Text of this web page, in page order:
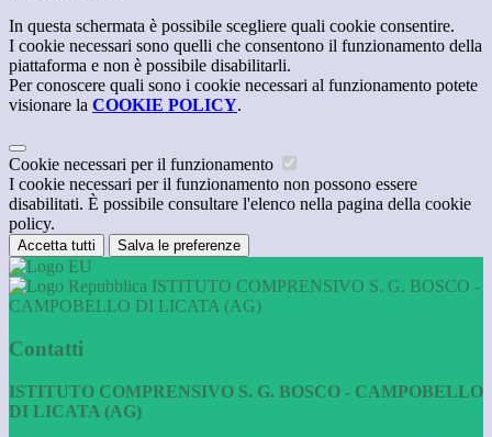
In questa schermata è possibile scegliere quali cookie consentire.
I cookie necessari sono quelli che consentono il funzionamento della
piattaforma e non è possibile disabilitarli.
Per conoscere quali sono i cookie necessari al funzionamento potete
visionare la COOKIE POLICY.
Cookie necessari per il funzionamento
I cookie necessari per il funzionamento non possono essere
disabilitati. È possibile consultare l'elenco nella pagina della cookie
policy.
Accetta tutti Salva le preferenze
ISTITUTO COMPRENSIVO S. G. BOSCO -
CAMPOBELLO DI LICATA (AG)
Contatti
ISTITUTO COMPRENSIVO S. G. BOSCO - CAMPOBELLO
DI LICATA (AG)